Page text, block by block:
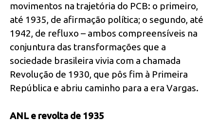
movimentos na trajetória do PCB: o primeiro,
até 1935, de afirmação política; o segundo, até
1942, de refluxo – ambos compreensíveis na
conjuntura das transformações que a
sociedade brasileira vivia com a chamada
Revolução de 1930, que pôs fim à Primeira
República e abriu caminho para a era Vargas.
ANL e revolta de 1935